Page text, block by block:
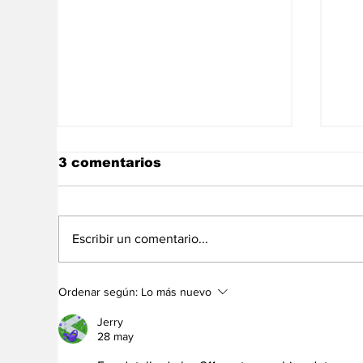
Trump cuestiona al
Papa por su postura en
seguridad y política
internacional
3 comentarios
Escribir un comentario...
Ordenar según: Lo más nuevo
Jerry
28 may